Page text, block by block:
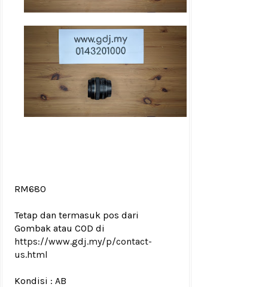
RM680
Tetap dan termasuk pos dari
Gombak atau COD di
https://www.gdj.my/p/contact-
us.html
Kondisi : AB